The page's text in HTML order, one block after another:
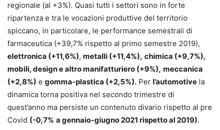
regionale (al +3%). Quasi tutti i settori sono in forte
ripartenza e tra le vocazioni produttive del territorio
spiccano, in particolare, le performance semestrali di
farmaceutica (+39,7% rispetto al primo semestre 2019),
elettronica (+11,6%), metalli (+11,4%), chimica (+9,7%),
mobili, design e altro manifatturiero (+9%), meccanica
(+2,8%) e gomma-plastica (+2,5%). Per l’automotive la
dinamica torna positiva nel secondo trimestre di
quest’anno ma persiste un contenuto divario rispetto al pre
Covid (-0,7% a gennaio-giugno 2021 rispetto al 2019).